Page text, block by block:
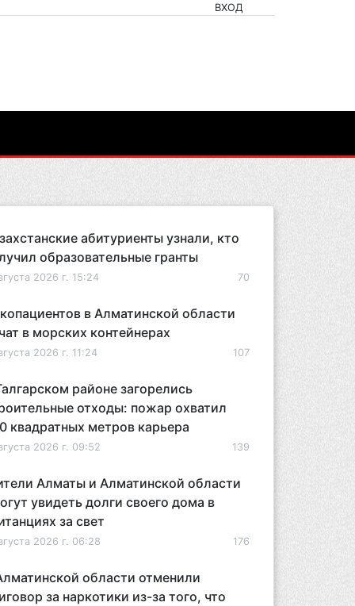
ВХОД
абитуриенты узнали, кто
образовательные гранты
2026 г. 15:24 70
в Алматинской области
в морских контейнерах
2026 г. 11:24 107
районе загорелись
отходы: пожар охватил
квадратных метров карьера
2026 г. 09:52 139
Алматы и Алматинской области
увидеть долги своего дома в
за свет
2026 г. 06:28 176
области отменили
за наркотики из-за того, что